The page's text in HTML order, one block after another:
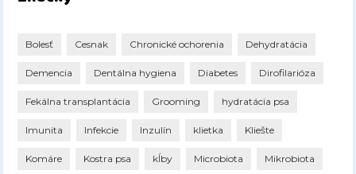
Bolesť Cesnak Chronické ochorenia Dehydratácia
Demencia Dentálna hygiena Diabetes Dirofilarióza
Fekálna transplantácia Grooming hydratácia psa
Imunita Infekcie Inzulín klietka Kliešte
Komáre Kostra psa kĺby Microbiota Mikrobiota